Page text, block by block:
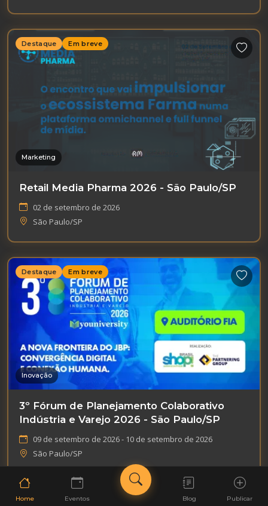
Destaque Em breve
Marketing
Retail Media Pharma 2026 - São Paulo/SP
02 de setembro de 2026
São Paulo/SP
Destaque Em breve
Inovação
3º Fórum de Planejamento Colaborativo
Indústria e Varejo 2026 - São Paulo/SP
09 de setembro de 2026 - 10 de setembro de 2026
São Paulo/SP
Home Eventos Blog Publicar